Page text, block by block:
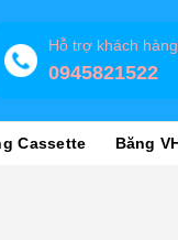
Hỗ trợ khách hàng
0945821522
Cassette Băng